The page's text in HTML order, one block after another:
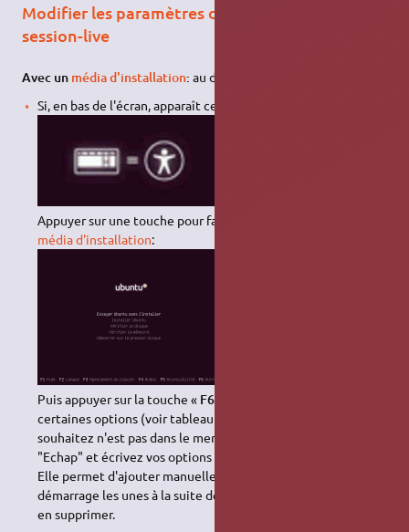
Modifier les paramètres du noyau pour une
session-live
Avec un média d'installation: au démarrage
Si, en bas de l'écran, apparaît ce logo :
Appuyer sur une touche pour faire apparaître le menu du
média d'installation:
Puis appuyer sur la touche « F6». Un menu apparaît qui offre
certaines options (voir tableau ci-dessus). Si celle que vous
souhaitez n'est pas dans le menu, appuyez sur la touche
"Echap" et écrivez vos options à la fin de la ligne de texte.
Elle permet d'ajouter manuellement des options de
démarrage les unes à la suite des autres, ou éventuellement
en supprimer.